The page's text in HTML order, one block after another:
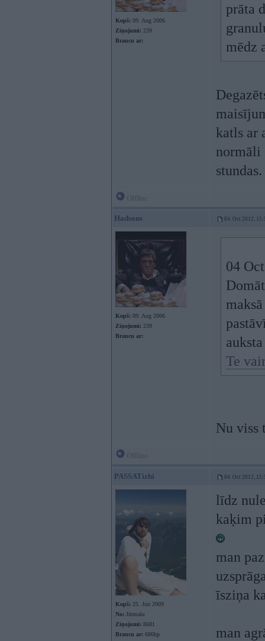
Kopš: 09. Aug 2006
Ziņojumi: 239
Braucu ar:
prāta
mēdz
katls ar
normāli
stundas.
Hadsons 04. Oct 2012,
Kopš: 09. Aug 2006
Ziņojumi: 239
Braucu ar:
04
Te
Nu viss
PASSATizhi 04. Oct 2012,
Kopš: 25. Jun 2009
No: Jūrmala
Ziņojumi: 8681
Braucu ar: 686hp
līdz
kaķim
man
īsziņa
man